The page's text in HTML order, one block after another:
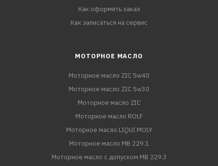
Как оформить заказ
Как записаться на сервис
МОТОРНОЕ МАСЛО
Моторное масло ZIC 5w40
Моторное масло ZIC 5w30
Моторное масло ZIC
Моторное масло ROLF
Моторное масло LIQUI MOLY
Моторное масло MB 229.1
Моторное масло с допуском MB 229.3